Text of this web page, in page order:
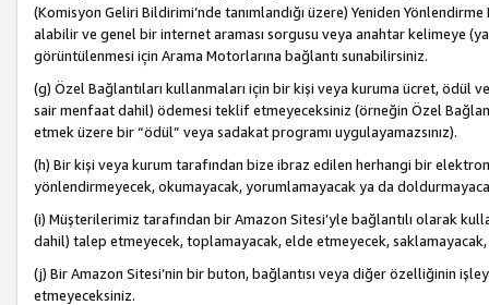
(Komisyon Geliri Bildirimi’nde tanımlandığı üzere) Yeniden
alabilir ve genel bir internet araması sorgusu veya anahtar kelimeye
görüntülenmesi için Arama Motorlarına bağlantı sunabilirsiniz.
(g) Özel Bağlantıları kullanmaları için bir kişi veya kuruma ücret, ödül
sair menfaat dahil) ödemesi teklif etmeyeceksiniz (örneğin Özel
etmek üzere bir “ödül” veya sadakat programı uygulayamazsınız).
(h) Bir kişi veya kurum tarafından bize ibraz edilen herhangi bir
yönlendirmeyecek, okumayacak, yorumlamayacak ya da
(i) Müşterilerimiz tarafından bir Amazon Sitesi’yle bağlantılı olarak
dahil) talep etmeyecek, toplamayacak, elde etmeyecek,
(j) Bir Amazon Sitesi’nin bir buton, bağlantısı veya diğer özelliğinin
etmeyeceksiniz.